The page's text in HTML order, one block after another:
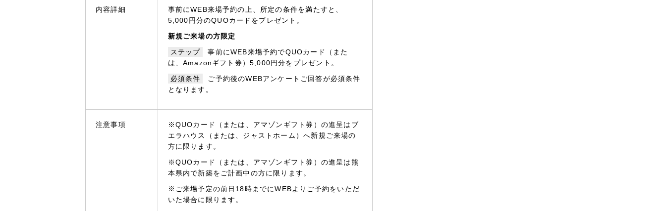
内容詳細
事前にWEB来場予約の上、所定の条件を満たすと、
5,000円分のQUOカードをプレゼント。
新規ご来場の方限定
ステップ
事前にWEB来場予約でQUOカード（また
は、Amazonギフト券）5,000円分をプレゼント。
必須条件
ご予約後のWEBアンケートご回答が必須条件
となります。
注意事項
※QUOカード（または、アマゾンギフト券）の進呈はブ
エラハウス（または、ジャストホーム）へ新規ご来場の
方に限ります。
※QUOカード（または、アマゾンギフト券）の進呈は熊
本県内で新築をご計画中の方に限ります。
※ご来場予定の前日18時までにWEBよりご予約をいただ
いた場合に限ります。